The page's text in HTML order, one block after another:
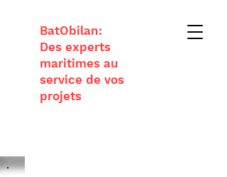
BatObilan:
Des experts
maritimes au
service de vos
projets